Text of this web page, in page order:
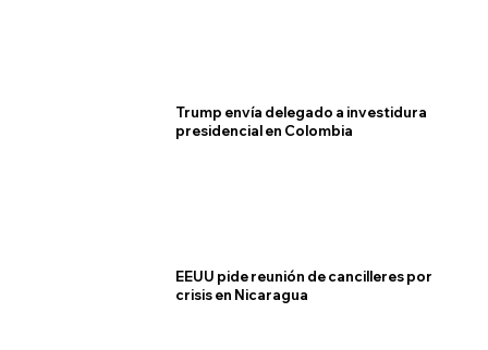
Trump envía delegado a investidura
presidencial en Colombia
EEUU pide reunión de cancilleres por
crisis en Nicaragua